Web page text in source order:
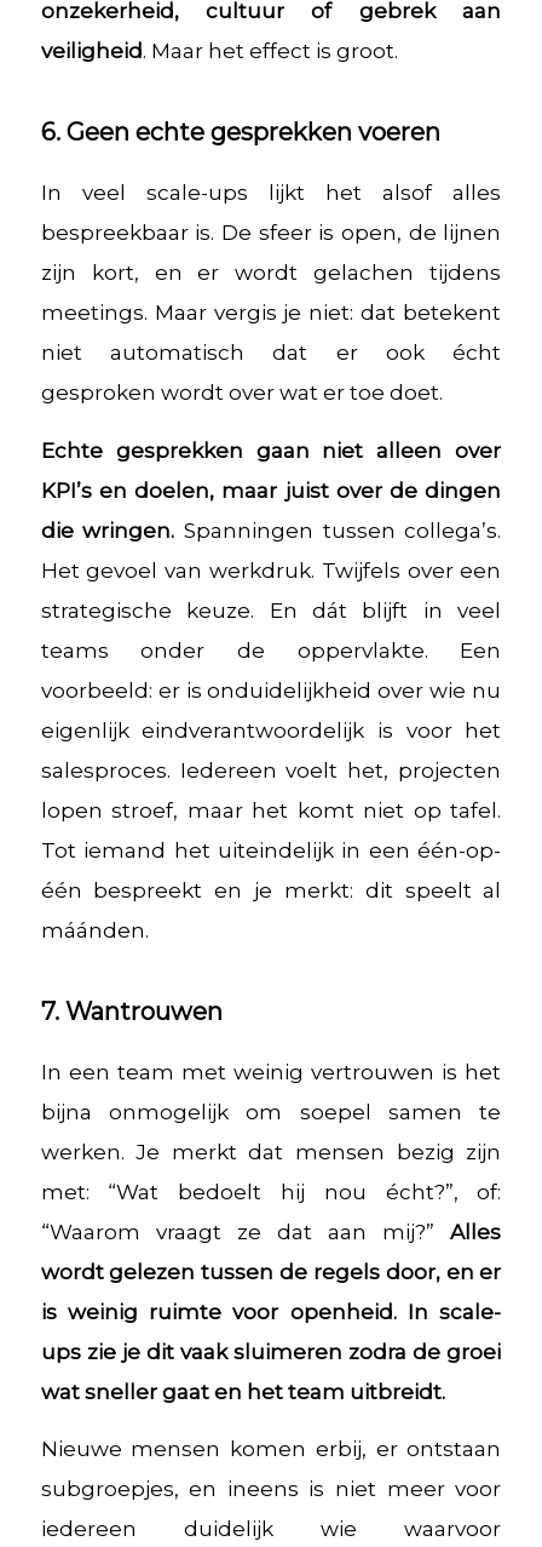
onzekerheid, cultuur of gebrek aan
veiligheid. Maar het effect is groot.
6. Geen echte gesprekken voeren
In veel scale-ups lijkt het alsof alles
bespreekbaar is. De sfeer is open, de lijnen
zijn kort, en er wordt gelachen tijdens
meetings. Maar vergis je niet: dat betekent
niet automatisch dat er ook écht
gesproken wordt over wat er toe doet.
Echte gesprekken gaan niet alleen over
KPI’s en doelen, maar juist over de dingen
die wringen. Spanningen tussen collega’s.
Het gevoel van werkdruk. Twijfels over een
strategische keuze. En dát blijft in veel
teams onder de oppervlakte. Een
voorbeeld: er is onduidelijkheid over wie nu
eigenlijk eindverantwoordelijk is voor het
salesproces. Iedereen voelt het, projecten
lopen stroef, maar het komt niet op tafel.
Tot iemand het uiteindelijk in een één-op-
één bespreekt en je merkt: dit speelt al
máánden.
7. Wantrouwen
In een team met weinig vertrouwen is het
bijna onmogelijk om soepel samen te
werken. Je merkt dat mensen bezig zijn
met: “Wat bedoelt hij nou écht?”, of:
“Waarom vraagt ze dat aan mij?” Alles
wordt gelezen tussen de regels door, en er
is weinig ruimte voor openheid. In scale-
ups zie je dit vaak sluimeren zodra de groei
wat sneller gaat en het team uitbreidt.
Nieuwe mensen komen erbij, er ontstaan
subgroepjes, en ineens is niet meer voor
iedereen duidelijk wie waarvoor